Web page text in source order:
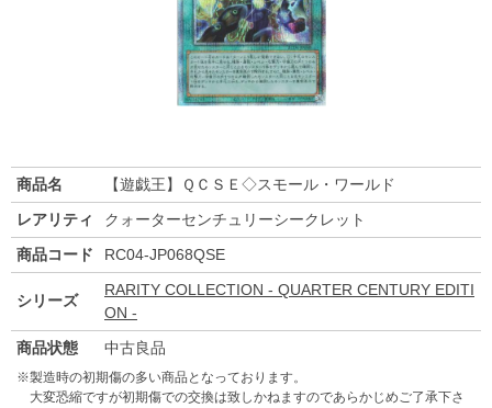
商品名
【遊戯王】ＱＣＳＥ◇スモール・ワールド
レアリティ
クォーターセンチュリーシークレット
商品コード
RC04-JP068QSE
シリーズ
RARITY COLLECTION - QUARTER CENTURY EDITI
ON -
商品状態
中古良品
※製造時の初期傷の多い商品となっております。
大変恐縮ですが初期傷での交換は致しかねますのであらかじめご了承下さ